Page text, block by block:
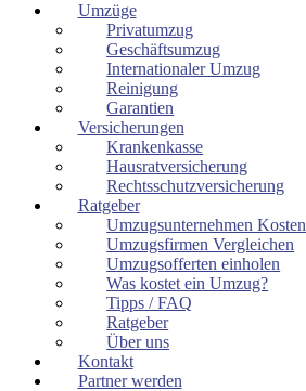
Umzüge
Privatumzug
Geschäftsumzug
Internationaler Umzug
Reinigung
Garantien
Versicherungen
Krankenkasse
Hausratversicherung
Rechtsschutzversicherung
Ratgeber
Umzugsunternehmen Kosten
Umzugsfirmen Vergleichen
Umzugsofferten einholen
Was kostet ein Umzug?
Tipps / FAQ
Ratgeber
Über uns
Kontakt
Partner werden